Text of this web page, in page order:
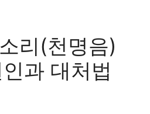
리(천명음)
과 대처법